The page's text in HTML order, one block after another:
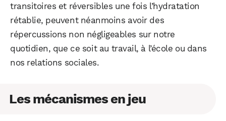
transitoires et réversibles une fois l’hydratation
rétablie, peuvent néanmoins avoir des
répercussions non négligeables sur notre
quotidien, que ce soit au travail, à l’école ou dans
nos relations sociales.
Les mécanismes en jeu